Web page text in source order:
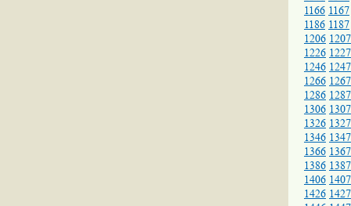
1166 1167
1186 1187
1206 1207
1226 1227
1246 1247
1266 1267
1286 1287
1306 1307
1326 1327
1346 1347
1366 1367
1386 1387
1406 1407
1426 1427